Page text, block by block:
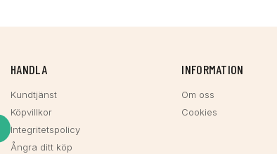
HANDLA
Kundtjänst
Köpvillkor
Integritetspolicy
Ångra ditt köp
INFORMATION
Om oss
Cookies